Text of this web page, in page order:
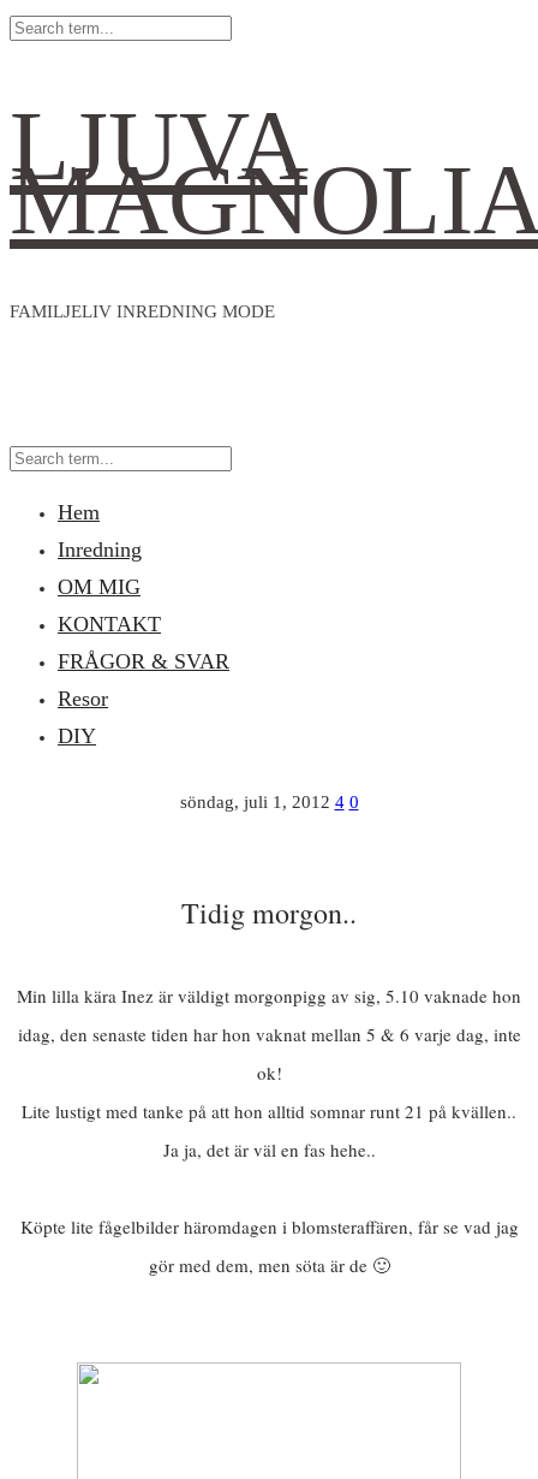
LJUVA
FAMILJELIV INREDNING MODE
Hem
Inredning
OM MIG
KONTAKT
FRÅGOR & SVAR
Resor
DIY
söndag, juli 1, 2012 4 0
Tidig morgon..
Min lilla kära Inez är väldigt morgonpigg av sig, 5.10 vaknade hon
idag, den senaste tiden har hon vaknat mellan 5 & 6 varje dag, inte
ok!
Lite lustigt med tanke på att hon alltid somnar runt 21 på kvällen..
Ja ja, det är väl en fas hehe..
Köpte lite fågelbilder häromdagen i blomsteraffären, får se vad jag
gör med dem, men söta är de 🙂